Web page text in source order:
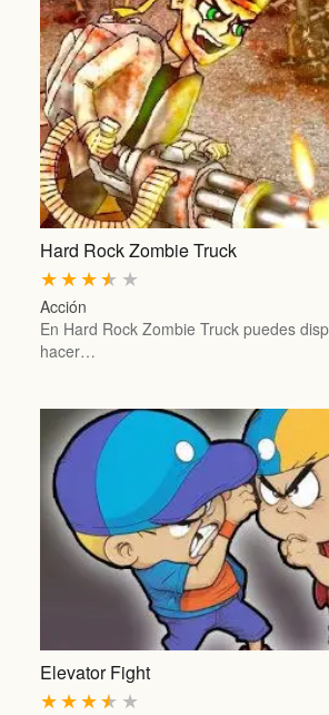
Hard Rock Zombie Truck
★
★
★
★
★
Acción
En Hard Rock Zombie Truck puedes
hacer…
Elevator Fight
★
★
★
★
★